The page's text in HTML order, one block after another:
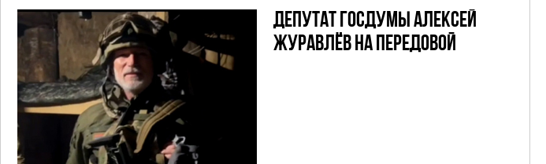
ДЕПУТАТ ГОСДУМЫ АЛЕКСЕЙ
ЖУРАВЛЁВ НА ПЕРЕДОВОЙ